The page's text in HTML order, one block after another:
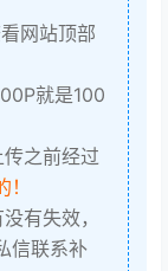
网站顶部
就是100
传之前经过
有失效，
信联系补